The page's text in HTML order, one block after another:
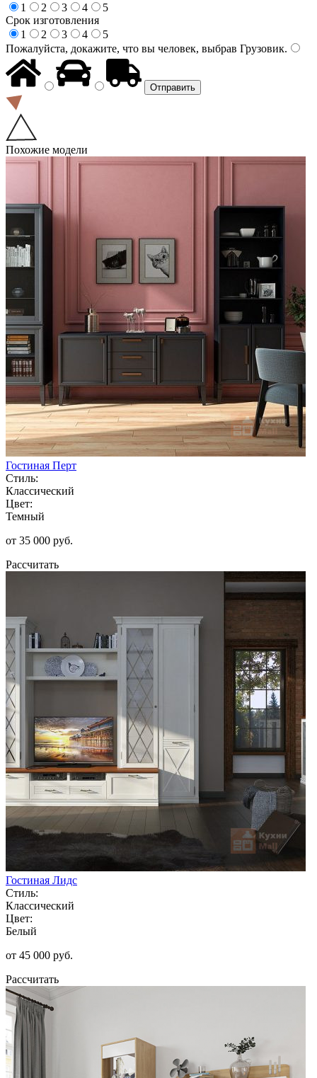
1
2 3 4
5
Срок изготовления
1
2 3 4
5
Пожалуйста, докажите, что вы человек, выбрав Грузовик.
Похожие модели
Гостиная Перт
Стиль:
Классический
Цвет:
Темный
от 35 000 руб.
Рассчитать
Гостиная Лидс
Стиль:
Классический
Цвет:
Белый
от 45 000 руб.
Рассчитать